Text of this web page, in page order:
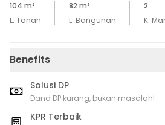
104 m²
L. Tanah
82 m²
L. Bangunan
2
K.
Benefits
Solusi DP
Dana DP kurang, bukan masalah!
KPR Terbaik